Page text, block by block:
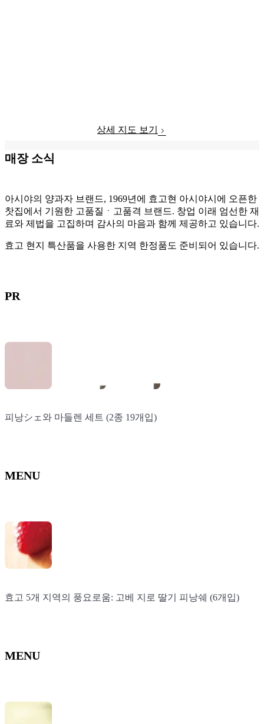
상세 지도 보기
매장 소식
아시야의 양과자 브랜드, 1969년에 효고현 아시야시에 오픈한
찻집에서 기원한 고품질ㆍ고품격 브랜드. 창업 이래 엄선한 재
료와 제법을 고집하며 감사의 마음과 함께 제공하고 있습니다.
효고 현지 특산품을 사용한 지역 한정품도 준비되어 있습니다.
PR
피낭シェ와 마들렌 세트 (2종 19개입)
효고현 5개 지역의 풍요로움: 고베 지로 딸기 피낭シェ (6개입)
교토 장인의 말차 피낭쉐 (5개입)
MENU
효고 5개 지역의 풍요로움: 고베 지로 딸기 피낭쉐 (6개입)
효고 5개 지역의 풍요로움: 고베 지로 딸기 피낭쉐 (6개입)
MENU